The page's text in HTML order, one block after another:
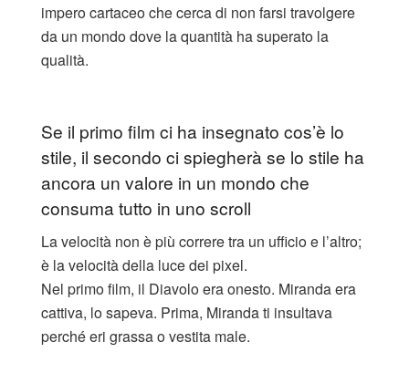
impero cartaceo che cerca di non farsi travolgere
da un mondo dove la quantità ha superato la
qualità.
Se il primo film ci ha insegnato cos’è lo
stile, il secondo ci spiegherà se lo stile ha
ancora un valore in un mondo che
consuma tutto in uno scroll
La velocità non è più correre tra un ufficio e l’altro;
è la velocità della luce dei pixel.
​Nel primo film, il Diavolo era onesto. Miranda era
cattiva, lo sapeva. Prima, Miranda ti insultava
perché eri grassa o vestita male.